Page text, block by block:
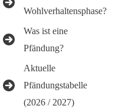
Wohlverhaltensphase?
Was ist eine
Pfändung?
Aktuelle
Pfändungstabelle
(2026 / 2027)